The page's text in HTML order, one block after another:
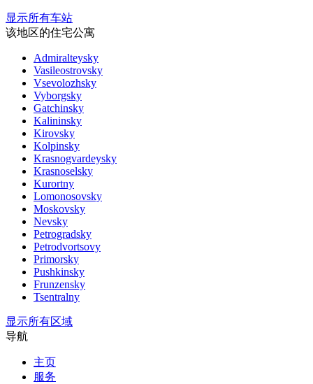
显示所有车站
该地区的住宅公寓
Admiralteysky
Vasileostrovsky
Vsevolozhsky
Vyborgsky
Gatchinsky
Kalininsky
Kirovsky
Kolpinsky
Krasnogvardeysky
Krasnoselsky
Kurortny
Lomonosovsky
Moskovsky
Nevsky
Petrogradsky
Petrodvortsovy
Primorsky
Pushkinsky
Frunzensky
Tsentralny
显示所有区域
导航
主页
服务